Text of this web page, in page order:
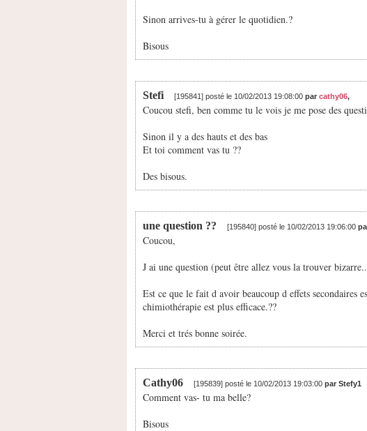
Sinon arrives-tu à gérer le quotidien.?
Bisous
Stefi [195841] posté le 10/02/2013 19:08:00 par cathy06,
Coucou stefi, ben comme tu le vois je me pose des
Sinon il y a des hauts et des bas
Et toi comment vas tu ??
Des bisous.
une question ?? [195840] posté le 10/02/2013 19:06:00
Coucou,
J ai une question (peut être allez vous la trouver
Est ce que le fait d avoir beaucoup d effets secondaires
chimiothérapie est plus efficace.??
Merci et trés bonne soirée.
Cathy06 [195839] posté le 10/02/2013 19:03:00 par Stefy1
Comment vas- tu ma belle?
Bisous